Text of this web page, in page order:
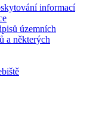
informací
územních
a některých